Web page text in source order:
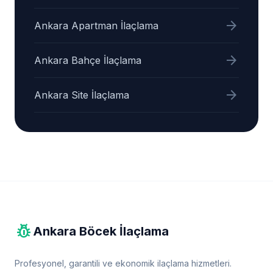
Ankara Apartman İlaçlama arrow_forward
Ankara Bahçe İlaçlama arrow_forward
Ankara Site İlaçlama arrow_forward
pest_control Ankara Böcek İlaçlama
Profesyonel, garantili ve ekonomik ilaçlama hizmetleri.